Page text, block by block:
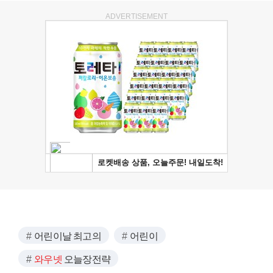
ADVERTISEMENT
어린이날 최고의 어린이
와우넷 오늘장전략